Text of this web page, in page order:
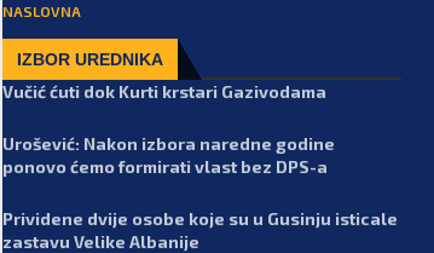
NASLOVNA
IZBOR UREDNIKA
Vučić ćuti dok Kurti krstari Gazivodama
Urošević: Nakon izbora naredne godine
ponovo ćemo formirati vlast bez DPS-a
Prividene dvije osobe koje su u Gusinju isticale
zastavu Velike Albanije